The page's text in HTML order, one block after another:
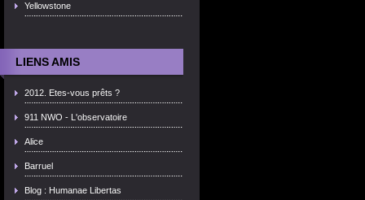
Yellowstone
LIENS AMIS
2012. Etes-vous prêts ?
911 NWO - L'observatoire
Alice
Barruel
Blog : Humanae Libertas